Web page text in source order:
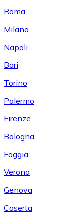
Roma
Milano
Napoli
Bari
Torino
Palermo
Firenze
Bologna
Foggia
Verona
Genova
Caserta